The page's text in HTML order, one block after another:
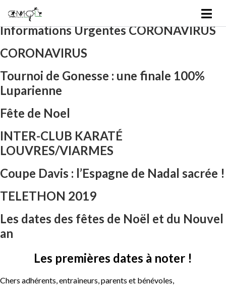
Informations Tennis CORONAVIRUS
Informations Urgentes CORONAVIRUS
CORONAVIRUS
Tournoi de Gonesse : une finale 100%
Luparienne
Fête de Noel
INTER-CLUB KARATÉ
LOUVRES/VIARMES
Coupe Davis : l’Espagne de Nadal sacrée !
TELETHON 2019
Les dates des fêtes de Noël et du Nouvel
an
Les premières dates à noter !
Chers adhérents, entraineurs, parents et bénévoles,